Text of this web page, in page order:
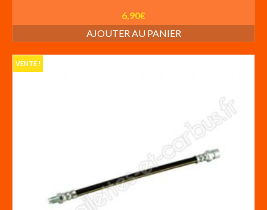
6,90€
AJOUTER AU PANIER
VENTE !